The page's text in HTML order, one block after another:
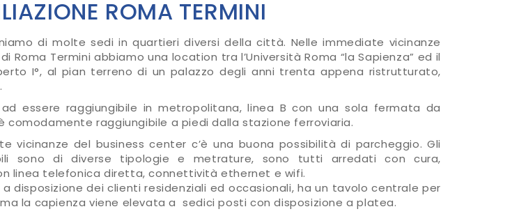
ROMA TERMINI
di molte sedi in quartieri diversi della città. Nelle immediate vicinanze
Roma Termini abbiamo una location tra l’Università Roma “la Sapienza” ed il
I°, al pian terreno di un palazzo degli anni trenta appena ristrutturato,
essere raggiungibile in metropolitana, linea B con una sola fermata da
comodamente raggiungibile a piedi dalla stazione ferroviaria.
vicinanze del business center c’è una buona possibilità di parcheggio. Gli
sono di diverse tipologie e metrature, sono tutti arredati con cura,
linea telefonica diretta, connettività ethernet e wifi.
a disposizione dei clienti residenziali ed occasionali, ha un tavolo centrale per
la capienza viene elevata a sedici posti con disposizione a platea.